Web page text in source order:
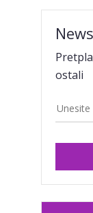
ostali